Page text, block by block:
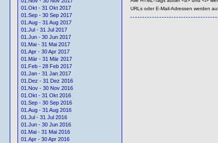
01.Okt - 31 Okt 2017
01.Sep - 30 Sep 2017
01.Aug - 31 Aug 2017
01.Jul - 31 Jul 2017
01.Jun - 30 Jun 2017
01.Mai - 31 Mai 2017
01.Apr - 30 Apr 2017
01.Mär - 31 Mär 2017
01.Feb - 28 Feb 2017
01.Jan - 31 Jan 2017
01.Dez - 31 Dez 2016
01.Nov - 30 Nov 2016
01.Okt - 31 Okt 2016
01.Sep - 30 Sep 2016
01.Aug - 31 Aug 2016
01.Jul - 31 Jul 2016
01.Jun - 30 Jun 2016
01.Mai - 31 Mai 2016
01.Apr - 30 Apr 2016
URLs oder E-Mail-Adressen werden